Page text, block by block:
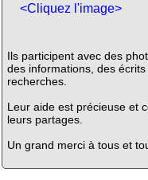
<Cliquez l'image>
Ils participent avec des
des informations, des
recherches.
Leur aide est précieuse et
leurs partages.
Un grand merci à tous et